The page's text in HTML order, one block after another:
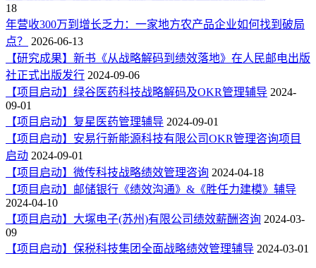
18
年营收300万到增长乏力：一家地方农产品企业如何找到破局
点？
2026-06-13
【研究成果】新书《从战略解码到绩效落地》在人民邮电出版
社正式出版发行 2024-09-06
【项目启动】绿谷医药科技战略解码及OKR管理辅导 2024-
09-01
【项目启动】复星医药管理辅导 2024-09-01
【项目启动】安易行新能源科技有限公司OKR管理咨询项目
启动 2024-09-01
【项目启动】微传科技战略绩效管理咨询 2024-04-18
【项目启动】邮储银行《绩效沟通》&《胜任力建模》辅导
2024-04-10
【项目启动】大塚电子(苏州)有限公司绩效薪酬咨询 2024-03-
09
【项目启动】保税科技集团全面战略绩效管理辅导 2024-03-01